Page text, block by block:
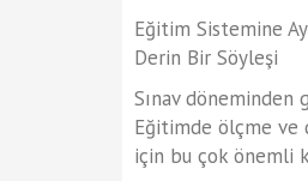
Eğitim Sistemine
Derin Bir Söyleşi
Sınav döneminden
Eğitimde ölçme ve
için bu çok önemli